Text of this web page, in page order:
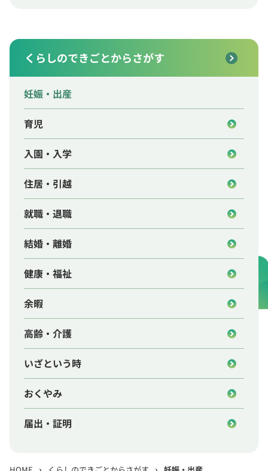
くらしのできごとからさがす
妊娠・出産
育児
入園・入学
住居・引越
就職・退職
結婚・離婚
健康・福祉
余暇
高齢・介護
いざという時
おくやみ
届出・証明